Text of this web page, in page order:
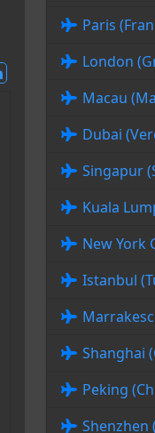
Paris
London
Macau
Dubai
Singapur
Kuala
New York
Istanbul
Shanghai
Peking
Shenzhen